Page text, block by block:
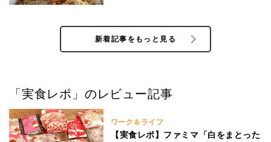
ていくぞ!
新着記事をもっと見る
「実食レポ」のレビュー記事
ワーク＆ライフ
【実食レポ】ファミマ「白をまとった